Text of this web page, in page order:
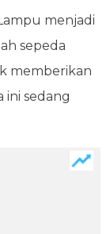
menjadi
sepeda
memberikan
ini sedang